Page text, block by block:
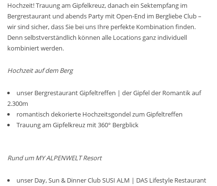
Hochzeit! Trauung am Gipfelkreuz, danach ein Sektempfang im
Bergrestaurant und abends Party mit Open-End im Bergliebe Club –
wir sind sicher, dass Sie bei uns Ihre perfekte Kombination finden.
Denn selbstverständlich können alle Locations ganz individuell
kombiniert werden.
Hochzeit auf dem Berg
unser Bergrestaurant Gipfeltreffen | der Gipfel der Romantik auf
2.300m
romantisch dekorierte Hochzeitsgondel zum Gipfeltreffen
Trauung am Gipfelkreuz mit 360° Bergblick
Rund um MY ALPENWELT Resort
unser Day, Sun & Dinner Club SUSI ALM | DAS Lifestyle Restaurant